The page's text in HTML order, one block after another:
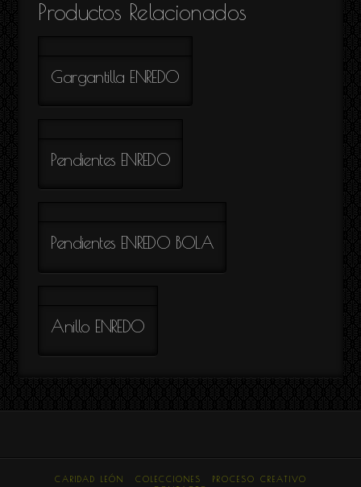
Productos Relacionados
Gargantilla ENREDO
Pendientes ENREDO
Pendientes ENREDO BOLA
Anillo ENREDO
CARIDAD LEÓN COLECCIONES
PROCESO CREATIVO